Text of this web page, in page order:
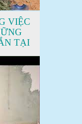
VIỆC
TẠI